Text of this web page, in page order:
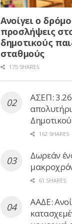
Ανοίγει ο
προσλήψεις
δημοτικούς
σταθμούς
175 SHARES
ΑΣΕΠ:
Δημοτικού
162 SHARES
Δωρεάν
61 SHARES
ΑΑΔΕ: